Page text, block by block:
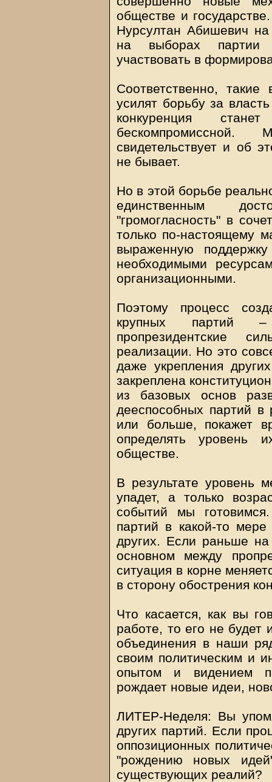
обществе и
Нурсултан Абишевич
на выборах партии
участвовать в
Соответственно,
усилят борьбу за
конкуренция
бескомпромиссной.
свидетельствует и об
не бывает.
Но в этой борьбе
единственным
"громогласность" в
только по-настоящему
выраженную
необходимыми
организационными.
Поэтому процесс
крупных партий
пропрезидентские
реализации. Но это
даже укрепления
закреплена
из базовых основ
дееспособных партий в
или больше, покажет
определять уровень
обществе.
В результате уровень
упадет, а только
событий мы
партий в какой-то
других. Если раньше
основном между
ситуация в корне
в сторону обострения
Что касается, как вы
работе, то его не
объединения в наши
своим политическим и
опытом и видением
рождает новые идеи,
ЛИТЕР-Неделя: Вы
других партий. Если
оппозиционных
"рождению новых
существующих реалий?